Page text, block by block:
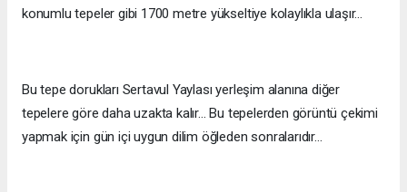
konumlu tepeler gibi 1700 metre yükseltiye kolaylıkla ulaşır...
Bu tepe dorukları Sertavul Yaylası yerleşim alanına diğer
tepelere göre daha uzakta kalır... Bu tepelerden görüntü çekimi
yapmak için gün içi uygun dilim öğleden sonralarıdır...